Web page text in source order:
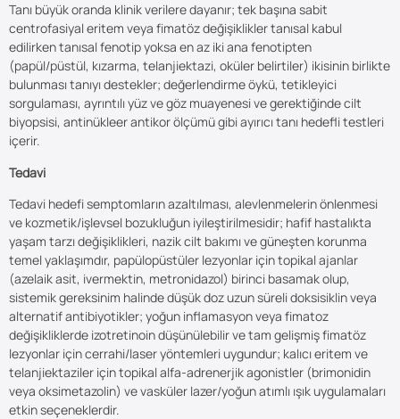
Tanı büyük oranda klinik verilere dayanır; tek başına sabit
centrofasiyal eritem veya fimatöz değişiklikler tanısal kabul
edilirken tanısal fenotip yoksa en az iki ana fenotipten
(papül/püstül, kızarma, telanjiektazi, oküler belirtiler) ikisinin birlikte
bulunması tanıyı destekler; değerlendirme öykü, tetikleyici
sorgulaması, ayrıntılı yüz ve göz muayenesi ve gerektiğinde cilt
biyopsisi, antinükleer antikor ölçümü gibi ayırıcı tanı hedefli testleri
içerir.
Tedavi
Tedavi hedefi semptomların azaltılması, alevlenmelerin önlenmesi
ve kozmetik/işlevsel bozukluğun iyileştirilmesidir; hafif hastalıkta
yaşam tarzı değişiklikleri, nazik cilt bakımı ve güneşten korunma
temel yaklaşımdır, papülopüstüler lezyonlar için topikal ajanlar
(azelaik asit, ivermektin, metronidazol) birinci basamak olup,
sistemik gereksinim halinde düşük doz uzun süreli doksisiklin veya
alternatif antibiyotikler; yoğun inflamasyon veya fimatoz
değişikliklerde izotretinoin düşünülebilir ve tam gelişmiş fimatöz
lezyonlar için cerrahi/laser yöntemleri uygundur; kalıcı eritem ve
telanjiektaziler için topikal alfa-adrenerjik agonistler (brimonidin
veya oksimetazolin) ve vasküler lazer/yoğun atımlı ışık uygulamaları
etkin seçeneklerdir.